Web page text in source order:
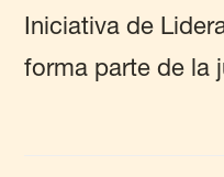
Iniciativa de
forma parte de la